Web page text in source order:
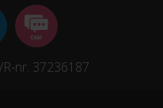
nr. 37236187